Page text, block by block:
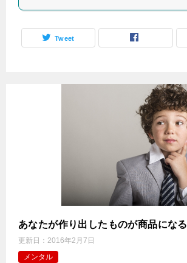
Tweet
あなたが作り出したものが商品になる
更新日： 2016年2月7日
メンタル